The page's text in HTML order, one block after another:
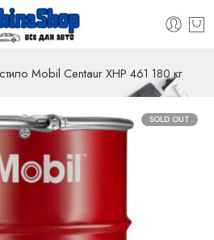
Mobil Centaur XHP 461 180 кг
SOLD OUT